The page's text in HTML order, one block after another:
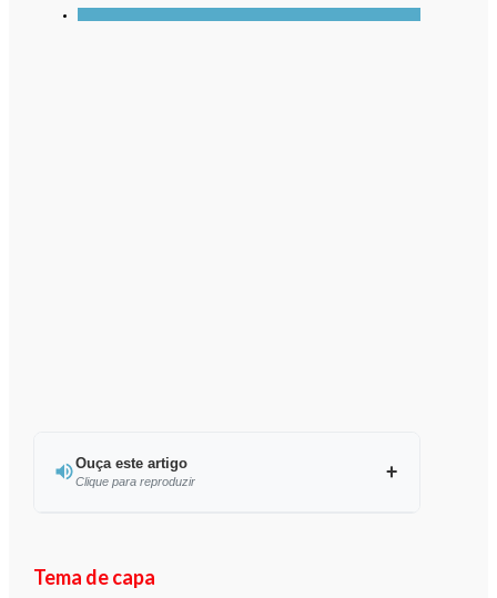
Ouça este artigo
Clique para reproduzir
Tema de capa